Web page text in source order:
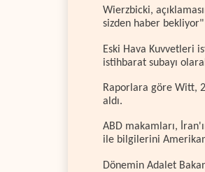
Wierzbicki,
sizden haber
Eski Hava Kuvvetleri
istihbarat subayı
Raporlara göre Witt,
aldı.
ABD makamları,
ile bilgilerini Amerikan
Dönemin Adalet